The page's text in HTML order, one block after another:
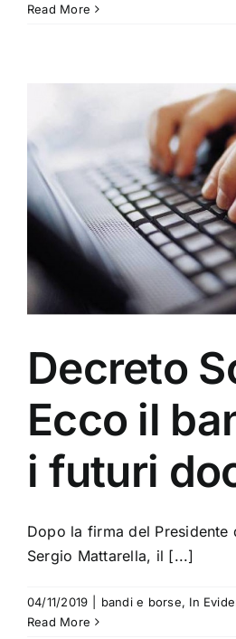
Read More
Decreto
Ecco il
i futuri
Dopo la firma del Presidente
Sergio Mattarella, il [...]
04/11/2019 bandi e borse, In
Read More